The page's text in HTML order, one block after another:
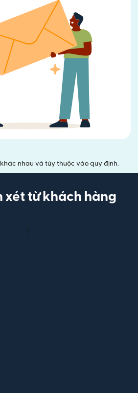
khác nhau và tùy thuộc vào quy định.
xét từ khách hàng